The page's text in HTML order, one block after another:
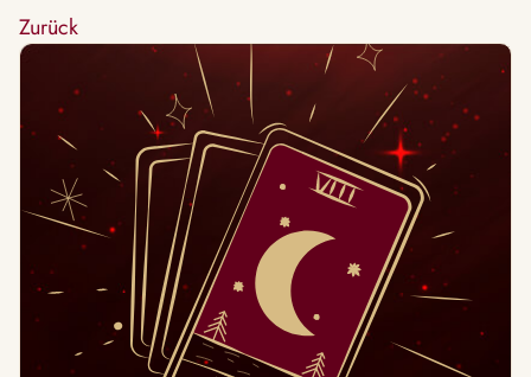
Zurück